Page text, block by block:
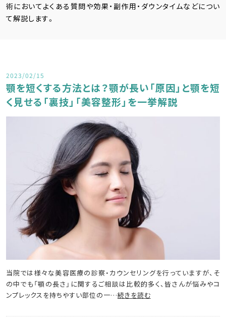
術においてよくある質問や効果・副作用・ダウンタイムなどについ
て解説します。
2023/02/15
顎を短くする方法とは？顎が長い「原因」と顎を短
く見せる「裏技」「美容整形」を一挙解説
当院では様々な美容医療の診察・カウンセリングを行っていますが、そ
の中でも「顎の長さ」に関するご相談は比較的多く、皆さんが悩みやコ
ンプレックスを持ちやすい部位の一…続きを読む